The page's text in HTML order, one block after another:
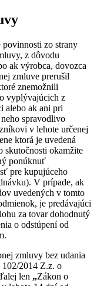
zo strany
z dôvodu
ak výrobca, dovozca
zmluve prerušil
znemožnili
vyplývajúcich z
alebo ak ani pri
spravodlivo
v lehote určenej
ktorá je uvedená
skutočnosti okamžite
ponúknuť
pre kupujúceho
V prípade, ak
uvedených v tomto
je predávajúci
za tovar dohodnutý
o odstúpení od
zmluvy bez udania
102/2014 Z.z. o
len „Zákon o